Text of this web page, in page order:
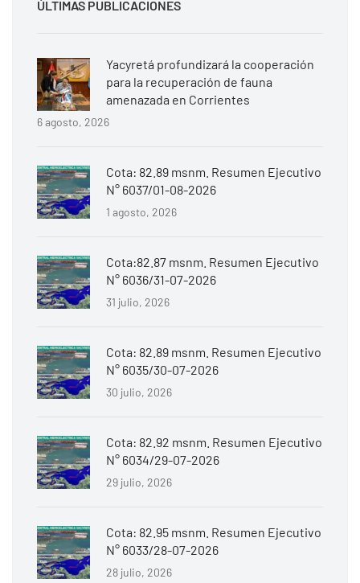
ÚLTIMAS PUBLICACIONES
Yacyretá profundizará la cooperación
para la recuperación de fauna
amenazada en Corrientes
6 agosto, 2026
Cota: 82.89 msnm. Resumen Ejecutivo
N° 6037/01-08-2026
1 agosto, 2026
Cota:82.87 msnm. Resumen Ejecutivo
N° 6036/31-07-2026
31 julio, 2026
Cota: 82.89 msnm. Resumen Ejecutivo
N° 6035/30-07-2026
30 julio, 2026
Cota: 82.92 msnm. Resumen Ejecutivo
N° 6034/29-07-2026
29 julio, 2026
Cota: 82.95 msnm. Resumen Ejecutivo
N° 6033/28-07-2026
28 julio, 2026